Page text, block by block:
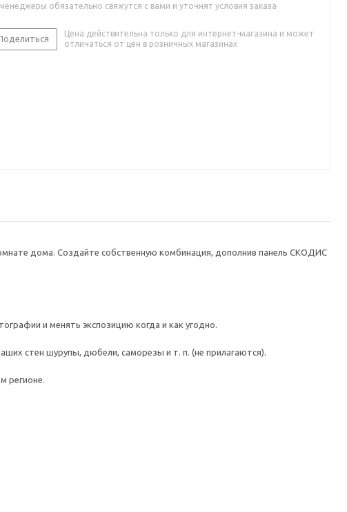
обязательно свяжутся с вами и уточнят условия заказа
Цена действительна только для интернет-магазина и может
отличаться от цен в розничных магазинах
дома. Создайте собственную комбинация, дополнив панель СКОДИС
и менять экспозицию когда и как угодно.
стен шурупы, дюбели, саморезы и т. п. (не прилагаются).
регионе.